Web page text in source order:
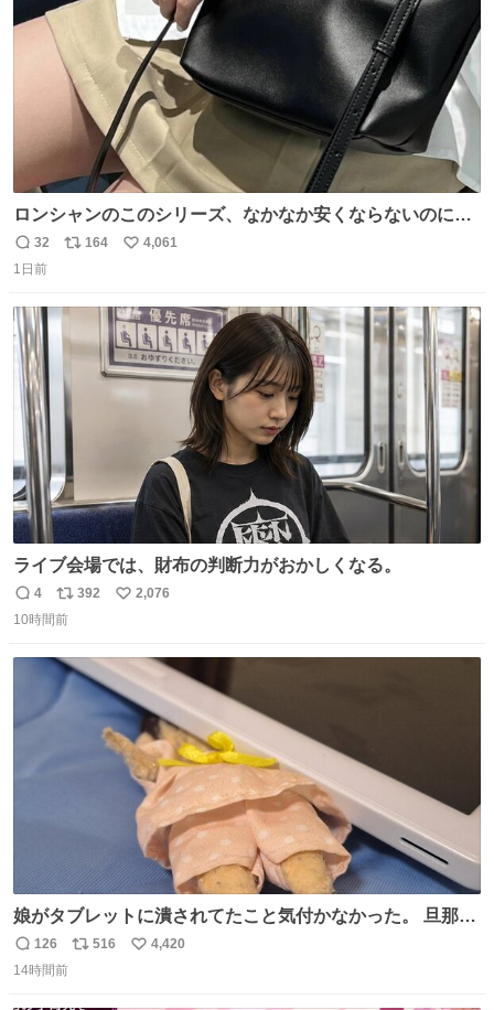
ロンシャンのこのシリーズ、なかなか安くならないのにセ
ール価格になってる🖤✨レザーなのが反則級にかわいい。
持ってるだけでコーデが格上げされる。
返
信
32
リ
数
164
い
数
4,061
1日前
ライブ会場では、財布の判断力がおかしくなる。
返
信
4
リ
ポ
ト
数
392
い
数
2,076
10時間前
娘がタブレットに潰されてたこと気付かなかった。 旦那だ
けは娘の波長を感じ取れるから声出せずともSOSが伝わっ
たらしい。 急いで旦那が救出して、泣きじゃくる娘に自分
返
信
126
リ
516
い
4,420
14時間前